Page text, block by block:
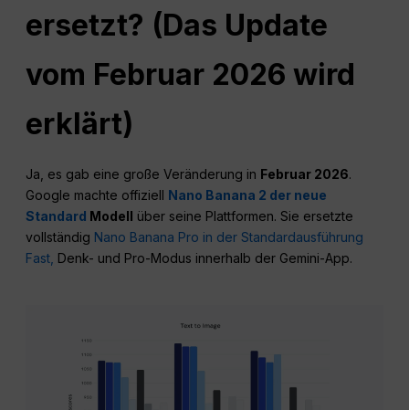
ersetzt? (Das Update
vom Februar 2026 wird
erklärt)
Ja, es gab eine große Veränderung in Februar 2026.
Google machte offiziell Nano Banana 2 der neue
Standard Modell über seine Plattformen. Sie ersetzte
vollständig Nano Banana Pro in der Standardausführung
Fast, Denk- und Pro-Modus innerhalb der Gemini-App.